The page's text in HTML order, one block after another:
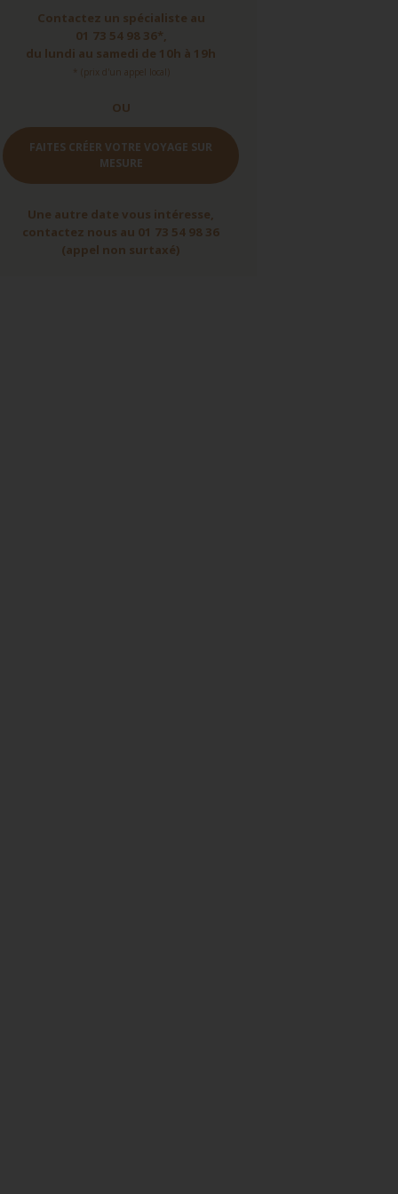
Contactez un spécialiste au
01 73 54 98 36*,
du lundi au samedi de 10h à 19h
* (prix d'un appel local)
OU
FAITES CRÉER VOTRE VOYAGE SUR
MESURE
Une autre date vous intéresse,
contactez nous au 01 73 54 98 36
(appel non surtaxé)